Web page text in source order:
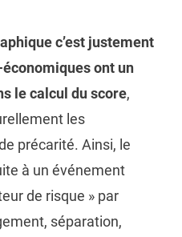
c’est justement
ont un
le calcul du score,
les
précarité. Ainsi, le
à un événement
de risque » par
séparation,